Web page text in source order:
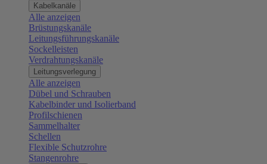
Kabelkanäle
Alle anzeigen
Brüstungskanäle
Leitungsführungskanäle
Sockelleisten
Verdrahtungskanäle
Leitungsverlegung
Alle anzeigen
Dübel und Schrauben
Kabelbinder und Isolierband
Profilschienen
Sammelhalter
Schellen
Flexible Schutzrohre
Stangenrohre